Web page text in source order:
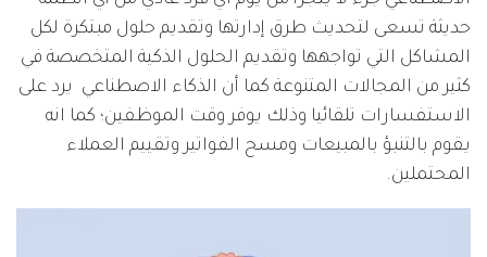
حديثة تسعى لتحديث طرق إدارتها وتقديم حلول مبتكرة لكل
المشاكل التي تواجهها وتقديم الحلول الذكية المتخصصة في
كثير من المجالات المتنوعة كما أن الذكاء الاصطناعي يرد على
الاستفسارات تلقائيا وذلك يوفر وقت الموظفين؛ كما انه
يقوم بالتنبؤ بالمبيعات ومسح الفواتير وتقييم العملاء
المحتملين.